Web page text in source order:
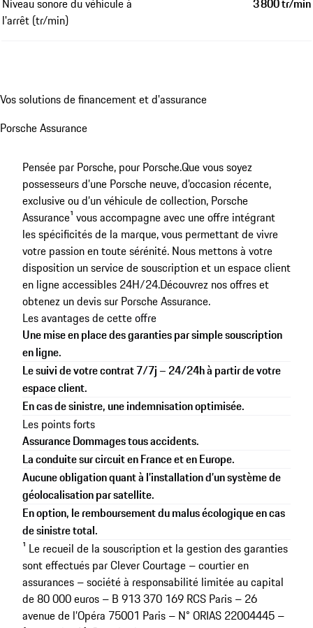
Niveau sonore du véhicule à
l'arrêt (tr/min)
3 800 tr/min
Vos solutions de financement et d'assurance
Porsche Assurance
Pensée par Porsche, pour Porsche.Que vous soyez
possesseurs d’une Porsche neuve, d’occasion récente,
exclusive ou d’un véhicule de collection, Porsche
Assurance¹ vous accompagne avec une offre intégrant
les spécificités de la marque, vous permettant de vivre
votre passion en toute sérénité. Nous mettons à votre
disposition un service de souscription et un espace client
en ligne accessibles 24H/24.Découvrez nos offres et
obtenez un devis sur Porsche Assurance.
Les avantages de cette offre
Une mise en place des garanties par simple souscription
en ligne.
Le suivi de votre contrat 7/7j – 24/24h à partir de votre
espace client.
En cas de sinistre, une indemnisation optimisée.
Les points forts
Assurance Dommages tous accidents.
La conduite sur circuit en France et en Europe.
Aucune obligation quant à l’installation d’un système de
géolocalisation par satellite.
En option, le remboursement du malus écologique en cas
de sinistre total.
¹ Le recueil de la souscription et la gestion des garanties
sont effectués par Clever Courtage – courtier en
assurances – société à responsabilité limitée au capital
de 80 000 euros – B 913 370 169 RCS Paris – 26
avenue de l’Opéra 75001 Paris – N° ORIAS 22004445 –